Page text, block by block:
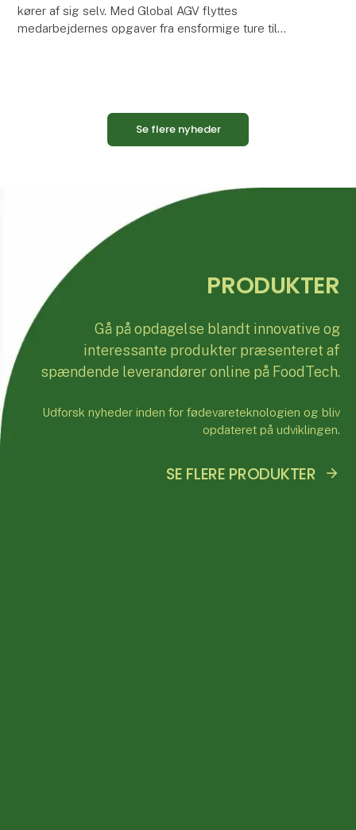
kører af sig selv. Med Global AGV flyttes
medarbejdernes opgaver fra ensformige ture til
Se flere nyheder
PRODUKTER
Gå på opdagelse blandt innovative og
interessante produkter præsenteret af
spændende leverandører online på FoodTech.
Udforsk nyheder inden for fødevareteknologien og bliv
opdateret på udviklingen.
SE FLERE PRODUKTER